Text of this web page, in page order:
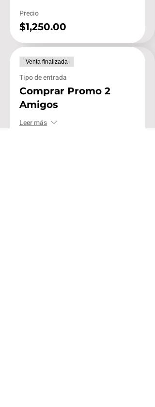
Precio
$1,250.00
Venta finalizada
Tipo de entrada
Comprar Promo 2
Amigos
Leer más